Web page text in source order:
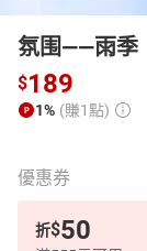
氛围——雨季
$189
1% (賺1點)
優惠券
折$50